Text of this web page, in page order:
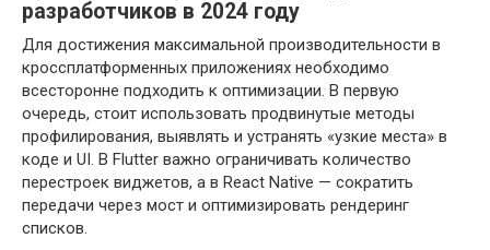
разработчиков в 2024 году
Для достижения максимальной производительности в
кроссплатформенных приложениях необходимо
всесторонне подходить к оптимизации. В первую
очередь, стоит использовать продвинутые методы
профилирования, выявлять и устранять «узкие места» в
коде и UI. В Flutter важно ограничивать количество
перестроек виджетов, а в React Native — сократить
передачи через мост и оптимизировать рендеринг
списков.